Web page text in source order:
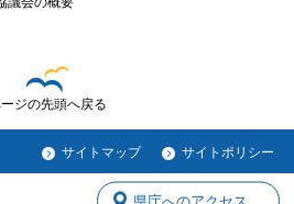
ジの先頭へ戻る
サイトマップ サイトポリシー
県庁へのアクセス